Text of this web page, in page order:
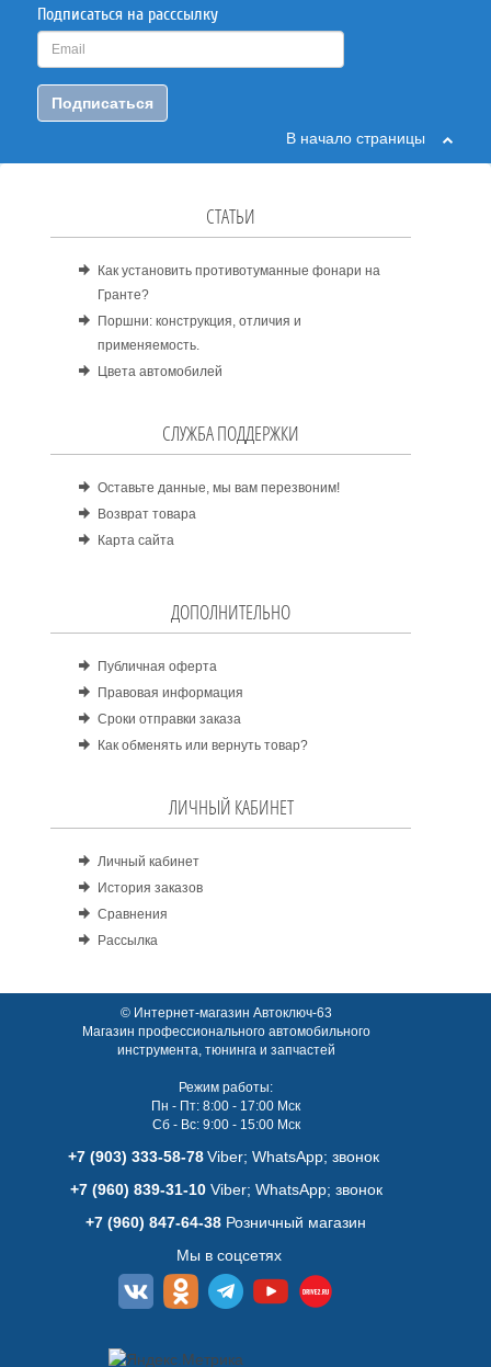
Подписаться на расссылку
Подписаться
В начало страницы
СТАТЬИ
Как установить противотуманные фонари на
Гранте?
Поршни: конструкция, отличия и
применяемость.
Цвета автомобилей
СЛУЖБА ПОДДЕРЖКИ
Оставьте данные, мы вам перезвоним!
Возврат товара
Карта сайта
ДОПОЛНИТЕЛЬНО
Публичная оферта
Правовая информация
Сроки отправки заказа
Как обменять или вернуть товар?
ЛИЧНЫЙ КАБИНЕТ
Личный кабинет
История заказов
Сравнения
Рассылка
© Интернет-магазин Автоключ-63
Магазин профессионального автомобильного
инструмента, тюнинга и запчастей
Режим работы:
Пн - Пт: 8:00 - 17:00 Мск
Сб - Вс: 9:00 - 15:00 Мск
+7 (903) 333-58-78 Viber; WhatsАpp; звонок
+7 (960) 839-31-10Viber; WhatsАpp; звонок
+7 (960) 847-64-38 Розничный магазин
Мы в соцсетях